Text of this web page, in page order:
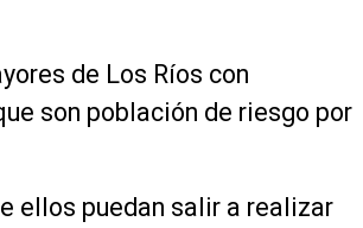
de Los Ríos con
son población de riesgo por
ellos puedan salir a realizar